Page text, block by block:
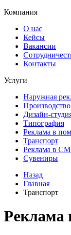
Компания
О нас
Кейсы
Вакансии
Контакты
Услуги
Наружная
Дизайн-
Типография
Реклама в
Транспорт
Реклама в
Сувениры
Назад
Главная
Транспорт
Реклама